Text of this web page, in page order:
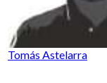
Tomás Astelarra